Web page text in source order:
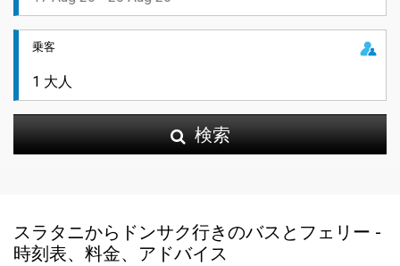
乗客
検索
スラタニからドンサク行きのバスとフェリー -
時刻表、料金、アドバイス